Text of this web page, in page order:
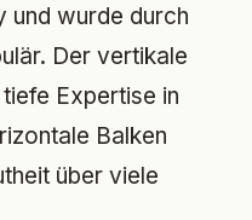
und wurde durch
Der vertikale
Expertise in
Balken
über viele